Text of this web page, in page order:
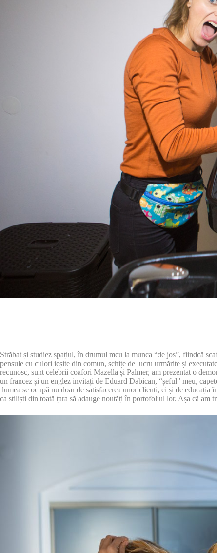
Străbat și studiez spațiul, în drumul meu la munca “de jos”, fiindcă
pensule cu culori ieșite din comun, schițe de lucru urmărite și
recunosc, sunt celebrii coafori Mazella și Palmer, am prezentat o
un francez și un englez invitați de Eduard Dabican, “șeful” meu,
lumea se ocupă nu doar de satisfacerea unor clienti, ci și de
ca stiliști din toată țara să adauge noutăți în portofoliul lor. Așa că am